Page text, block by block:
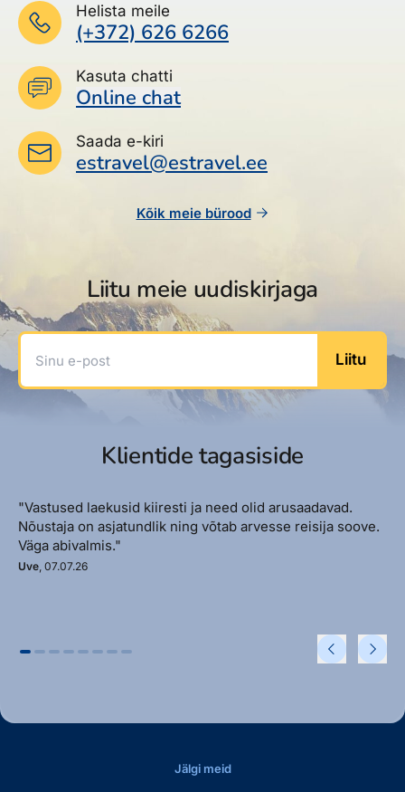
Helista meile
(+372) 626 6266
Kasuta chatti
Online chat
Saada e-kiri
estravel@estravel.ee
Kõik meie bürood
Liitu meie uudiskirjaga
Sinu e-post
Liitu
Klientide tagasiside
"Vastused laekusid kiiresti ja need olid arusaadavad.
Nõustaja on asjatundlik ning võtab arvesse reisija soove.
Väga abivalmis."
Uve , 07.07.26
Jälgi meid